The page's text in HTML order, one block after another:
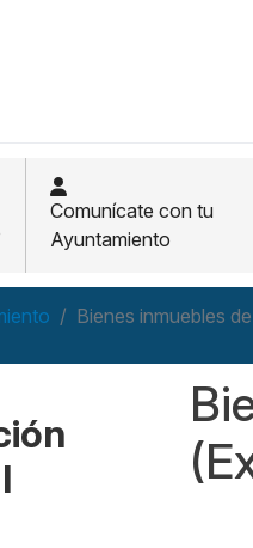
Comunícate con tu
Ayuntamiento
Bienes inmuebles